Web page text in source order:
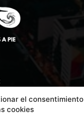
el consentimiento
cookies